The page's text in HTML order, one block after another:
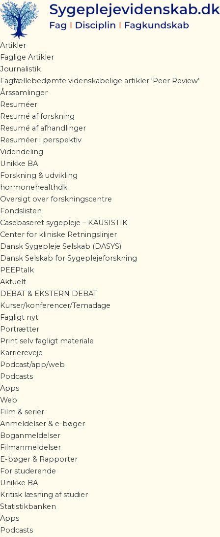
Gå
til
indholdet
Artikler
Faglige Artikler
Journalistik
Fagfællebedømte videnskabelige artikler ‘Peer Review’
Årssamlinger
Resuméer
Resumé af forskning
Resumé af afhandlinger
Resuméer i perspektiv
Videndeling
Unikke BA
Forskning & udvikling
hormonehealthdk
Oversigt over forskningscentre
Fondslisten
Casebaseret sygepleje – KAUSISTIK
Center for kliniske Retningslinjer
Dansk Sygepleje Selskab (DASYS)
Dansk Selskab for Sygeplejeforskning
PEEPtalk
Aktuelt
DEBAT & EKSTERN DEBAT
Kurser/konferencer/Temadage
Fagligt nyt
Portrætter
Print selv fagligt materiale
Karriereveje
Podcast/app/web
Podcasts
Apps
Web
Film & serier
Anmeldelser & e-bøger
Boganmeldelser
Filmanmeldelser
E-bøger & Rapporter
For studerende
Unikke BA
Kritisk læsning af studier
Statistikbanken
Apps
Podcasts